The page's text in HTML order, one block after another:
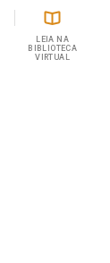
LEIA NA
BIBLIOTECA
VIRTUAL